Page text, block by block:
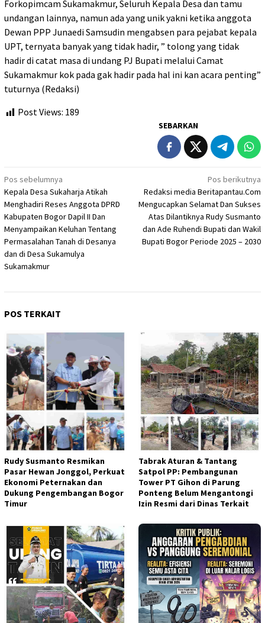
Forkopimcam Sukamakmur, Seluruh Kepala Desa dan tamu
undangan lainnya, namun ada yang unik yakni ketika anggota
Dewan PPP Junaedi Samsudin mengabsen para pejabat kepala
UPT, ternyata banyak yang tidak hadir, ” tolong yang tidak
hadir di catat masa di undang PJ Bupati melalui Camat
Sukamakmur kok pada gak hadir pada hal ini kan acara penting”
tuturnya (Redaksi)
Post Views: 189
SEBARKAN
Navigasi
pos
Pos sebelumnya
Kepala Desa Sukaharja Atikah
Menghadiri Reses Anggota DPRD
Kabupaten Bogor Dapil II Dan
Menyampaikan Keluhan Tentang
Permasalahan Tanah di Desanya
dan di Desa Sukamulya
Sukamakmur
Pos berikutnya
Redaksi media Beritapantau.Com
Mengucapkan Selamat Dan Sukses
Atas Dilantiknya Rudy Susmanto
dan Ade Ruhendi Bupati dan Wakil
Bupati Bogor Periode 2025 – 2030
POS TERKAIT
Rudy Susmanto Resmikan
Pasar Hewan Jonggol, Perkuat
Ekonomi Peternakan dan
Dukung Pengembangan Bogor
Timur
Tabrak Aturan & Tantang
Satpol PP: Pembangunan
Tower PT Gihon di Parung
Ponteng Belum Mengantongi
Izin Resmi dari Dinas Terkait